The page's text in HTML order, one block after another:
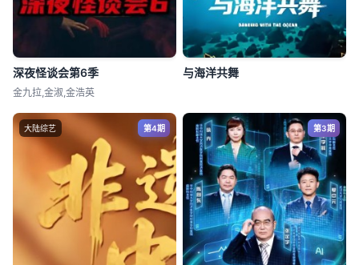
深夜怪谈会第6季
金九拉,金淑,金浩英
与海洋共舞
大陆综艺 第4期 第3期